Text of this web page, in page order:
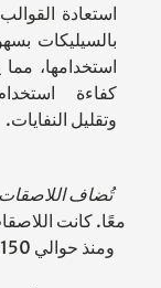
استعادة
بالسيليكات
استخدامها،
كفاءة
وتقليل النفايات.
تُضاف اللاصقات
معًا. كانت